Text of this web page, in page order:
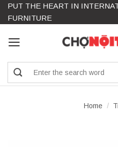
Skip
PUT THE HEART IN
FURNITURE
Home /